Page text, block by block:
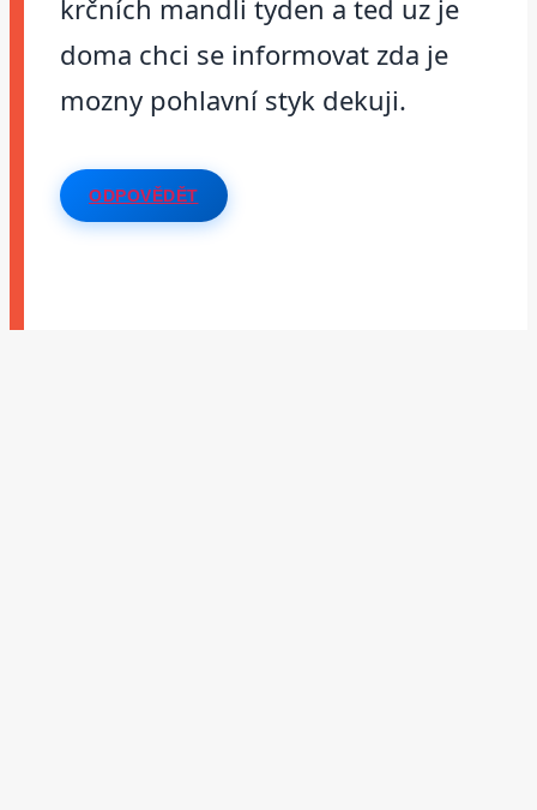
krčních mandli tyden a ted uz je
doma chci se informovat zda je
mozny pohlavní styk dekuji.
ODPOVĚDĚT